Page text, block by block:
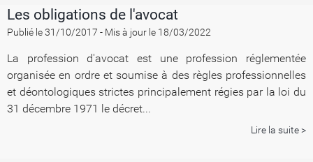
Les obligations de l'avocat
Publié le 31/10/2017 - Mis à jour le 18/03/2022
La profession d'avocat est une profession réglementée
organisée en ordre et soumise à des règles professionnelles
et déontologiques strictes principalement régies par la loi du
31 décembre 1971 le décret...
Lire la suite >